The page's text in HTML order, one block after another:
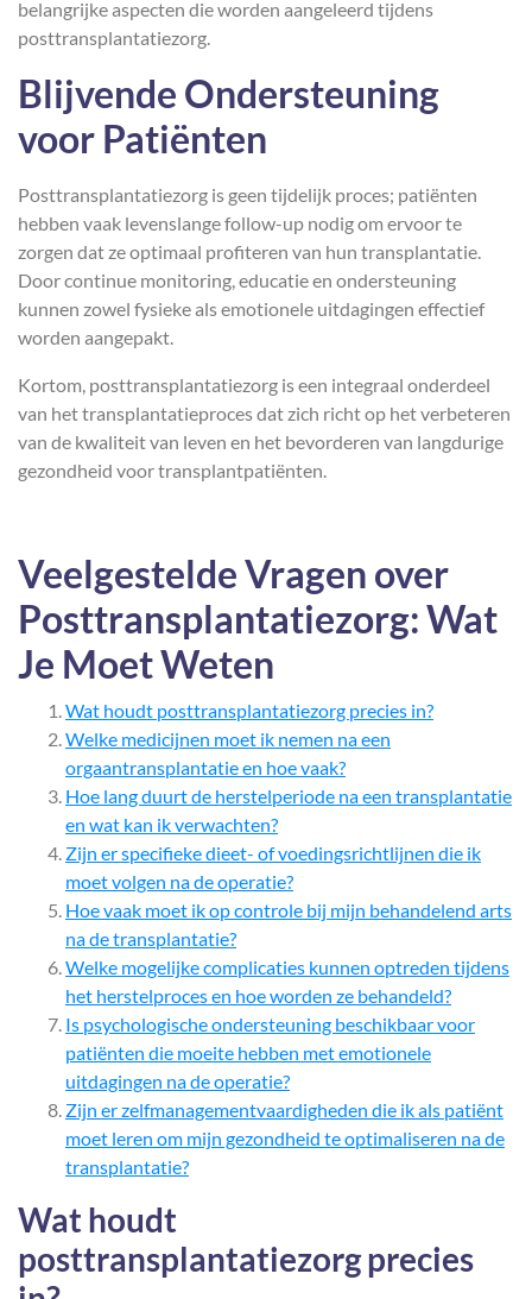
belangrijke aspecten die worden aangeleerd tijdens
posttransplantatiezorg.
Blijvende Ondersteuning
voor Patiënten
Posttransplantatiezorg is geen tijdelijk proces; patiënten
hebben vaak levenslange follow-up nodig om ervoor te
zorgen dat ze optimaal profiteren van hun transplantatie.
Door continue monitoring, educatie en ondersteuning
kunnen zowel fysieke als emotionele uitdagingen effectief
worden aangepakt.
Kortom, posttransplantatiezorg is een integraal onderdeel
van het transplantatieproces dat zich richt op het verbeteren
van de kwaliteit van leven en het bevorderen van langdurige
gezondheid voor transplantpatiënten.
Veelgestelde Vragen over
Posttransplantatiezorg: Wat
Je Moet Weten
Wat houdt posttransplantatiezorg precies in?
Welke medicijnen moet ik nemen na een
orgaantransplantatie en hoe vaak?
Hoe lang duurt de herstelperiode na een transplantatie
en wat kan ik verwachten?
Zijn er specifieke dieet- of voedingsrichtlijnen die ik
moet volgen na de operatie?
Hoe vaak moet ik op controle bij mijn behandelend arts
na de transplantatie?
Welke mogelijke complicaties kunnen optreden tijdens
het herstelproces en hoe worden ze behandeld?
Is psychologische ondersteuning beschikbaar voor
patiënten die moeite hebben met emotionele
uitdagingen na de operatie?
Zijn er zelfmanagementvaardigheden die ik als patiënt
moet leren om mijn gezondheid te optimaliseren na de
transplantatie?
Wat houdt
posttransplantatiezorg precies